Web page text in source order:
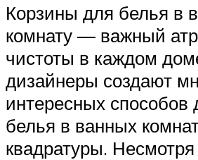
Корзины для белья в
комнату — важный
чистоты в каждом
дизайнеры создают
интересных способов
белья в ванных
квадратуры.